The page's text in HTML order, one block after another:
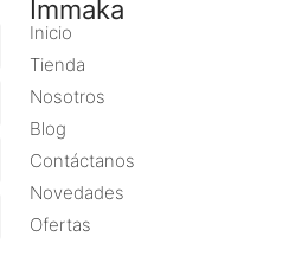
Immaka
Inicio
Tienda
Nosotros
Blog
Contáctanos
Novedades
Ofertas